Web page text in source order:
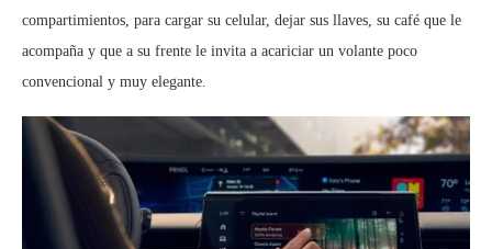
compartimientos, para cargar su celular, dejar sus llaves, su café que le
acompaña y que a su frente le invita a acariciar un volante poco
convencional y muy elegante.